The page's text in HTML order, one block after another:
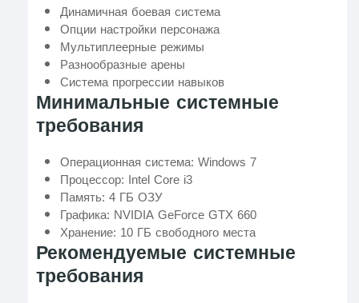
Динамичная боевая система
Опции настройки персонажа
Мультиплеерные режимы
Разнообразные арены
Система прогрессии навыков
Минимальные системные
требования
Операционная система: Windows 7
Процессор: Intel Core i3
Память: 4 ГБ ОЗУ
Графика: NVIDIA GeForce GTX 660
Хранение: 10 ГБ свободного места
Рекомендуемые системные
требования